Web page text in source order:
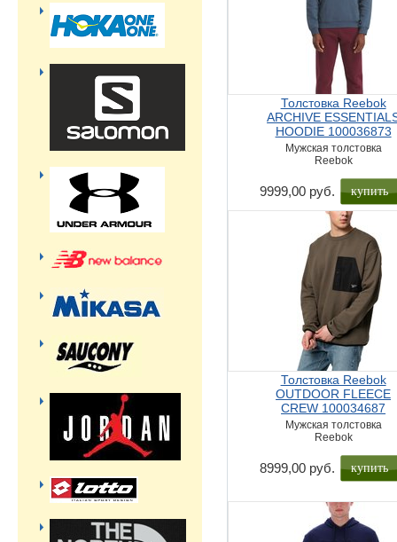
Толстовка Reebok
ARCHIVE
HOODIE 100036873
Мужская толстовка
Reebok
9999,00 руб. купить
Толстовка Reebok
OUTDOOR FLEECE
CREW 100034687
Мужская толстовка
Reebok
8999,00 руб. купить